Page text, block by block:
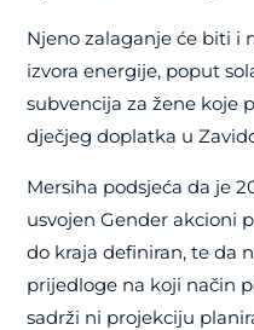
Njeno zalaganje će biti i
izvora energije, poput
subvencija za žene koje
dječjeg doplatka u
Mersiha podsjeća da je
usvojen Gender akcioni
do kraja definiran, te da
prijedloge na koji način
sadrži ni projekciju